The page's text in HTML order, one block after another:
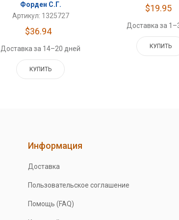
Форден С.Г.
Артикул: 1325727
$36.94
Доставка за 14–20 дней
КУПИТЬ
$19.95
Доставка за
КУПИТЬ
Информация
Доставка
Пользовательское соглашение
Помощь (FAQ)